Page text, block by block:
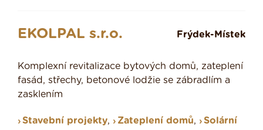
EKOLPAL s.r.o. Frýdek-Místek
Komplexní revitalizace bytových domů, zateplení
fasád, střechy, betonové lodžie se zábradlím a
zasklením
Stavební projekty, Zateplení domů,
Solární